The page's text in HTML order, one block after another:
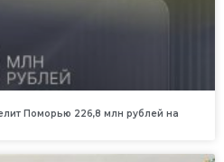
Поморью 226,8 млн рублей на